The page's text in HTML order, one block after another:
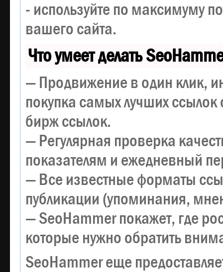
- используйте по максимуму
вашего сайта.
Что умеет делать
— Продвижение в один клик,
покупка самых лучших ссылок
бирж ссылок.
— Регулярная проверка
показателям и ежедневный
— Все известные форматы
публикации (упоминания,
— SeoHammer покажет, где
которые нужно обратить
SeoHammer еще